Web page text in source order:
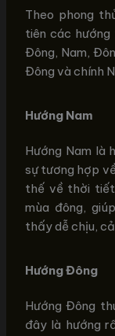
Theo phong
tiên các
Đông, Nam,
Đông và chính
Hướng Nam
Hướng Nam là
sự tương hợp
thế về thời
mùa đông,
thấy dễ chịu,
Hướng Đông
Hướng Đông
đây là hướng